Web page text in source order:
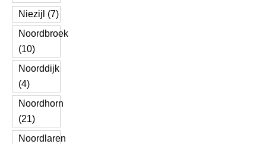
Niezijl (7)
Noordbroek
(10)
Noorddijk
(4)
Noordhorn
(21)
Noordlaren